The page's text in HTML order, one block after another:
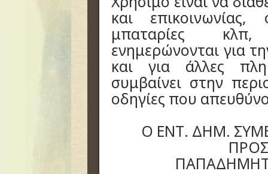
και
μπαταρίες
ενημερώνονται για
και για άλλες
συμβαίνει στην
οδηγίες που
Ο ΕΝΤ. ΔΗΜ.